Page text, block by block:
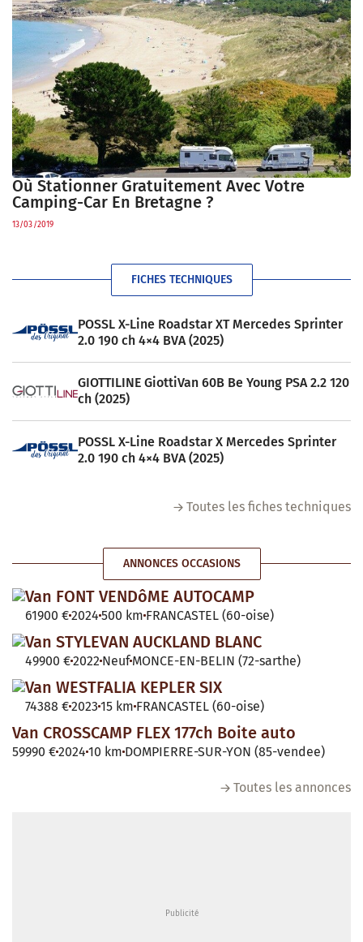
Où Stationner Gratuitement Avec Votre
Camping-Car En Bretagne ?
13/03/2019
FICHES TECHNIQUES
POSSL X-Line Roadstar XT Mercedes Sprinter
2.0 190 ch 4×4 BVA (2025)
GIOTTILINE GiottiVan 60B Be Young PSA 2.2 120
ch (2025)
POSSL X-Line Roadstar X Mercedes Sprinter
2.0 190 ch 4×4 BVA (2025)
Toutes les fiches techniques
ANNONCES OCCASIONS
Van FONT VENDôME AUTOCAMP
61900 €2024 500 km FRANCASTEL (60-oise)
Van STYLEVAN AUCKLAND BLANC
49900 €2022 Neuf MONCE-EN-BELIN (72-sarthe)
Van WESTFALIA KEPLER SIX
74388 €2023 15 km FRANCASTEL (60-oise)
Van CROSSCAMP FLEX 177ch Boite auto
59990 €2024 10 km DOMPIERRE-SUR-YON (85-vendee)
Toutes les annonces